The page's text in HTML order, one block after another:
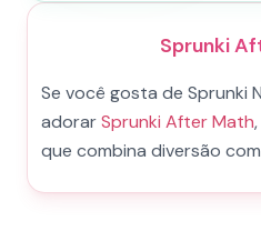
Sprunki
Se você gosta de Sprunki
adorarSprunki After Math
que combina diversão